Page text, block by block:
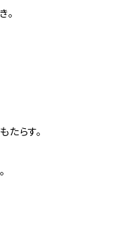
。
たらす。